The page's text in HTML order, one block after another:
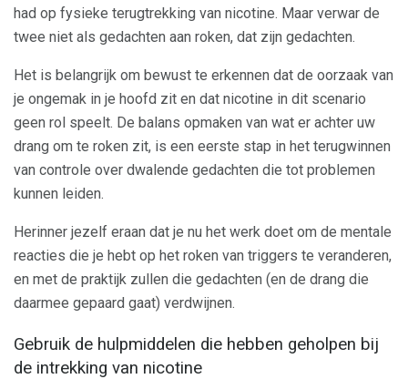
had op fysieke terugtrekking van nicotine. Maar verwar de
twee niet als gedachten aan roken, dat zijn gedachten.
Het is belangrijk om bewust te erkennen dat de oorzaak van
je ongemak in je hoofd zit en dat nicotine in dit scenario
geen rol speelt. De balans opmaken van wat er achter uw
drang om te roken zit, is een eerste stap in het terugwinnen
van controle over dwalende gedachten die tot problemen
kunnen leiden.
Herinner jezelf eraan dat je nu het werk doet om de mentale
reacties die je hebt op het roken van triggers te veranderen,
en met de praktijk zullen die gedachten (en de drang die
daarmee gepaard gaat) verdwijnen.
Gebruik de hulpmiddelen die hebben geholpen bij
de intrekking van nicotine